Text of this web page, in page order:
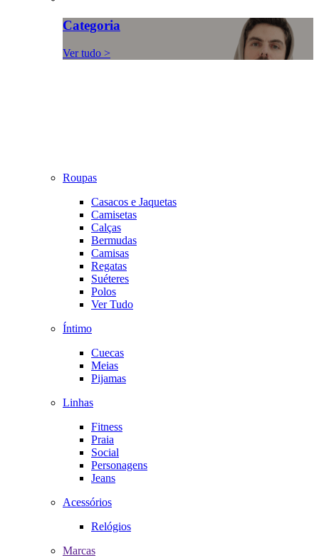
Categoria
Ver tudo >
Roupas
Casacos e Jaquetas
Camisetas
Calças
Bermudas
Camisas
Regatas
Suéteres
Polos
Ver Tudo
Íntimo
Cuecas
Meias
Pijamas
Linhas
Fitness
Praia
Social
Personagens
Jeans
Acessórios
Relógios
Marcas